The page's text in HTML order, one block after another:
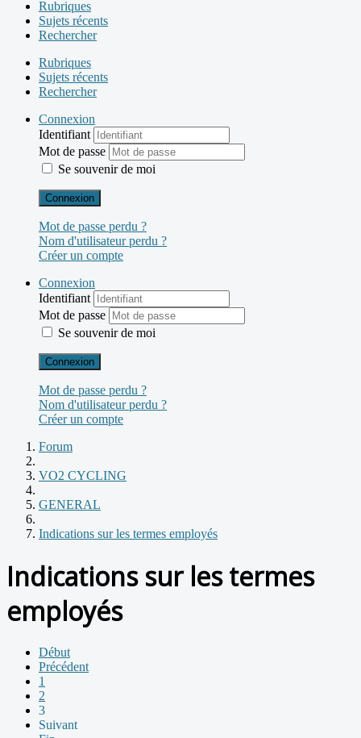
Rubriques
Sujets récents
Rechercher
Rubriques
Sujets récents
Rechercher
Connexion
Identifiant
Mot de passe
Se souvenir de moi
Connexion
Mot de passe perdu ?
Nom d'utilisateur perdu ?
Créer un compte
Connexion
Identifiant
Mot de passe
Se souvenir de moi
Connexion
Mot de passe perdu ?
Nom d'utilisateur perdu ?
Créer un compte
Forum
VO2 CYCLING
GENERAL
Indications sur les termes employés
Indications sur les termes
employés
Début
Précédent
1
2
3
Suivant